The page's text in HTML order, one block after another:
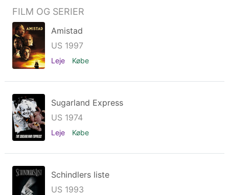
FILM OG SERIER
Amistad
US 1997
Leje Købe
Sugarland Express
US 1974
Leje Købe
Schindlers liste
US 1993